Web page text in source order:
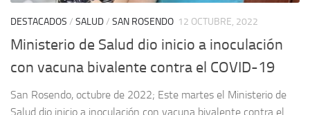
DESTACADOS / SALUD/ SAN ROSENDO 12 OCTUBRE, 2022
Ministerio de Salud dio inicio a inoculación
con vacuna bivalente contra el COVID-19
San Rosendo, octubre de 2022; Este martes el Ministerio de
Salud dio inicio a inoculación con vacuna bivalente contra el